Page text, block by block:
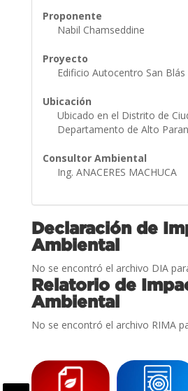
Proponente
Nabil Chamseddine
Proyecto
Edificio Autocentro San Blás
Ubicación
Ubicado en el Distrito de
Departamento de Alto
Consultor Ambiental
Ing. ANACERES MACHUCA
Declaración de
Ambiental
No se encontró el archivo DIA
Relatorio de
Ambiental
No se encontró el archivo RIMA